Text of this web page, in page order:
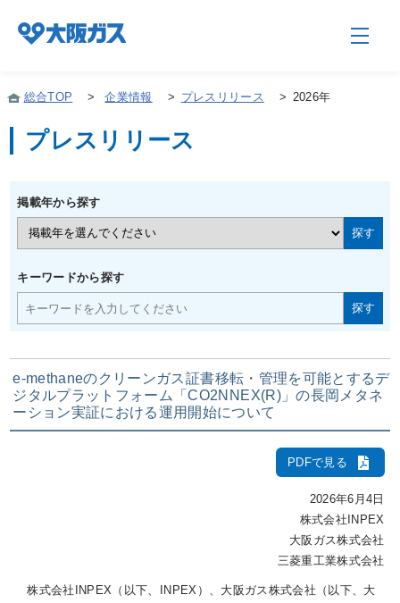
企業情報TOP
企業/グループについて
社会貢献
サステナビリティ
総合TOP > 企業情報 > プレスリリース > 2026年
プレスリリース
掲載年から探す
キーワードから探す
e-methaneのクリーンガス証書移転・管理を可能とするデ
ジタルプラットフォーム「CO2NNEX(R)」の長岡メタネ
ーション実証における運用開始について
PDFで見る
2026年6月4日
株式会社INPEX
大阪ガス株式会社
三菱重工業株式会社
株式会社INPEX（以下、INPEX）、大阪ガス株式会社（以下、大